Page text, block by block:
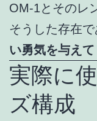
OM-1とそのレ
そうした存在で
い勇気を与え
実際に
ズ構成